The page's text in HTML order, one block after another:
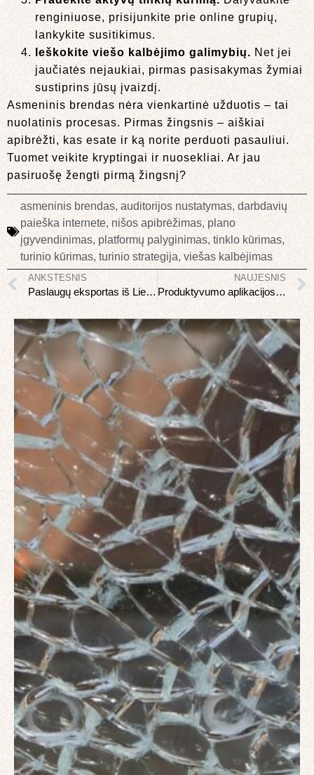
renginiuose, prisijunkite prie online grupių,
lankykite susitikimus.
Ieškokite viešo kalbėjimo galimybių. Net jei
jaučiatės nejaukiai, pirmas pasisakymas žymiai
sustiprins jūsų įvaizdį.
Asmeninis brendas nėra vienkartinė užduotis – tai
nuolatinis procesas. Pirmas žingsnis – aiškiai
apibrėžti, kas esate ir ką norite perduoti pasauliui.
Tuomet veikite kryptingai ir nuosekliai. Ar jau
pasiruošę žengti pirmą žingsnį?
asmeninis brendas, auditorijos nustatymas, darbdavių
paieška internete, nišos apibrėžimas, plano
įgyvendinimas, platformų palyginimas, tinklo kūrimas,
turinio kūrimas, turinio strategija, viešas kalbėjimas
ANKSTESNIS
Paslaugų eksportas iš Lietuvos: kaip dirbti su užsienio klientais
NAUJESNIS
Produktyvumo aplikacijos 2026: kurios tikrai padeda